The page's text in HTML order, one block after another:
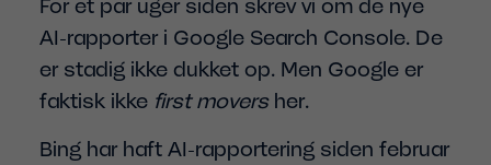
For et par uger siden skrev vi om de nye
AI-rapporter i Google Search Console. De
er stadig ikke dukket op. Men Google er
faktisk ikke first moversher.
Bing har haft AI-rapportering siden februar